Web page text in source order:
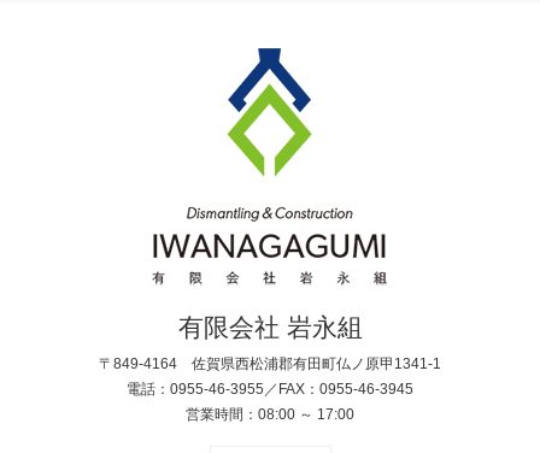
有限会社 岩永組
〒849-4164 佐賀県西松浦郡有田町仏ノ原甲1341-1
電話：0955-46-3955／FAX：0955-46-3945
営業時間：08:00 ～ 17:00